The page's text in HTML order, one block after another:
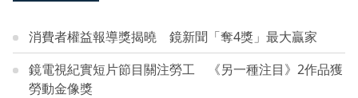
消費者權益報導獎揭曉 鏡新聞「奪4獎」最大贏家
鏡電視紀實短片節目關注勞工 《另一種注目》2作品獲
勞動金像獎